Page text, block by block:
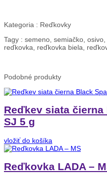
Kategoria : Reďkovky
Tagy : semeno, semiačko,
reďkovka, reďkovka biela,
Podobné produkty
Reďkev siata
SJ 5 g
vložiť do košíka
Reďkovka LADA –